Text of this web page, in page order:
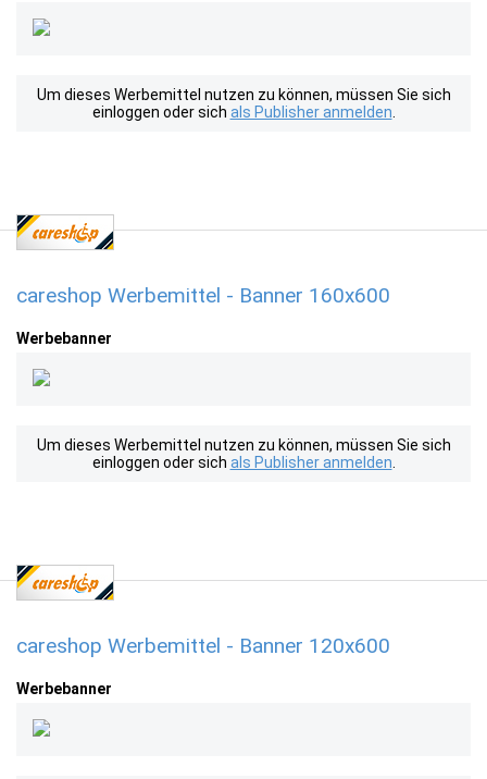
Um dieses Werbemittel nutzen zu können, müssen Sie sich
einloggen oder sich als Publisher anmelden
careshop Werbemittel - Banner 160x600
Werbebanner
Um dieses Werbemittel nutzen zu können, müssen Sie sich
einloggen oder sich als Publisher anmelden
careshop Werbemittel - Banner 120x600
Werbebanner